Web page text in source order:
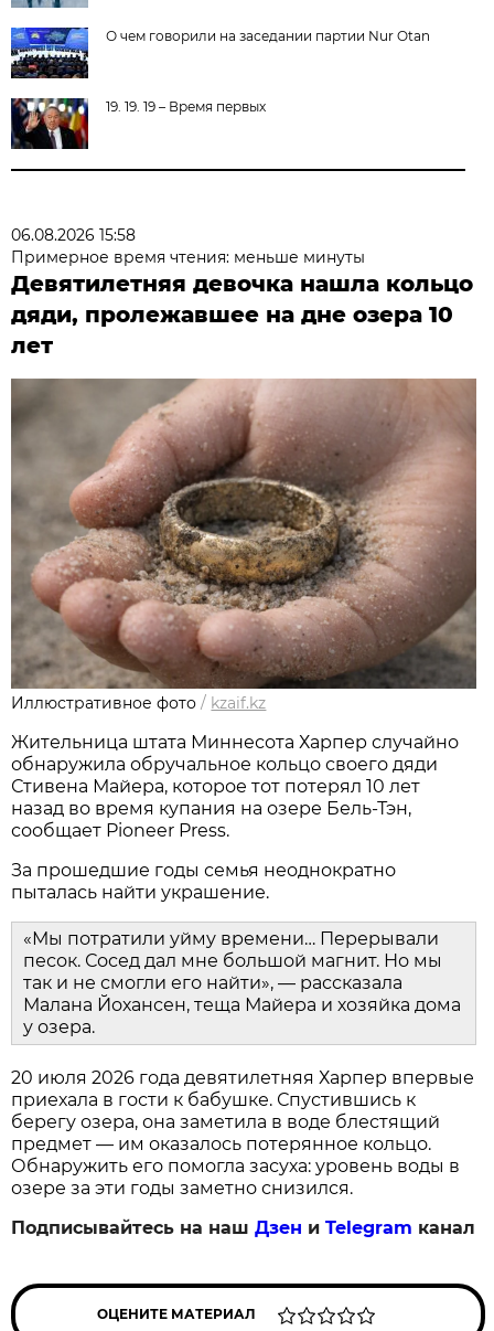
О чем говорили на заседании партии Nur Otan
19. 19. 19 – Время первых
06.08.2026 15:58
Примерное время чтения: меньше минуты
Девятилетняя девочка нашла кольцо
дяди, пролежавшее на дне озера 10
лет
Иллюстративное фото / kzaif.kz
Жительница штата Миннесота Харпер случайно
обнаружила обручальное кольцо своего дяди
Стивена Майера, которое тот потерял 10 лет
назад во время купания на озере Бель-Тэн,
сообщает Pioneer Press.
За прошедшие годы семья неоднократно
пыталась найти украшение.
«Мы потратили уйму времени… Перерывали
песок. Сосед дал мне большой магнит. Но мы
так и не смогли его найти», — рассказала
Малана Йохансен, теща Майера и хозяйка дома
у озера.
20 июля 2026 года девятилетняя Харпер впервые
приехала в гости к бабушке. Спустившись к
берегу озера, она заметила в воде блестящий
предмет — им оказалось потерянное кольцо.
Обнаружить его помогла засуха: уровень воды в
озере за эти годы заметно снизился.
Подписывайтесь на нашДзен иTelegram канал
ОЦЕНИТЕ МАТЕРИАЛ